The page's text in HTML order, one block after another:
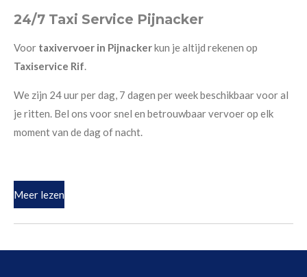
24/7 Taxi Service Pijnacker
Voor taxivervoer in Pijnackerkun je altijd rekenen op
Taxiservice Rif.
We zijn 24 uur per dag, 7 dagen per week beschikbaar voor al
je ritten. Bel ons voor snel en betrouwbaar vervoer op elk
moment van de dag of nacht.
Meer lezen